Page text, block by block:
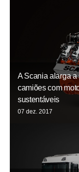
A Scania alarga a
camiões com
sustentáveis
07 dez. 2017